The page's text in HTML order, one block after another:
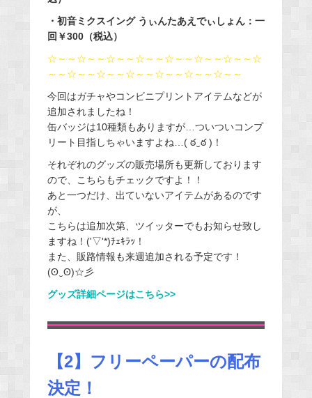
・初音ミクスイング うぃんたあえでぃしょん：一
回￥300（税込）
☆～～☆～～☆～～☆～～☆～～☆～～☆～～☆
～～☆～～☆～～☆～～☆～～☆～～☆～～
今回はガチャやコンビニプリントアイテムなどが
追加されましたね！
缶バッジは10種類もありますが…ついついコンプ
リート目指しちゃいますよね…( ఠ‿ఠ )！
それぞれのグッズの販売場所も更新しております
ので、こちらもチェックですよ！！
あと一つだけ、出ていないアイテムがあるのです
が、
こちらは追加次第、ツイッターでもお知らせ致し
ますね！('▽'*)ﾁｪｷﾗｯ！
また、販路情報も来週追加される予定です！
(ʘ‿ʘ)☆彡
グッズ詳細ページはこちら>>
【2】フリーペーパーの配布
決定！